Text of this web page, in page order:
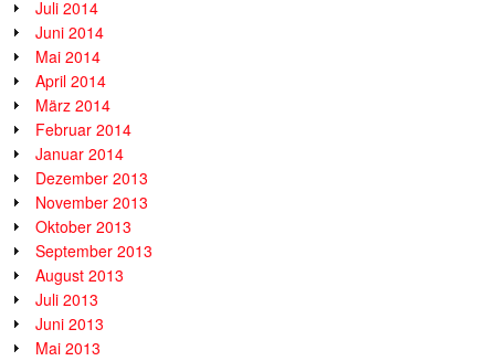
Juli 2014
Juni 2014
Mai 2014
April 2014
März 2014
Februar 2014
Januar 2014
Dezember 2013
November 2013
Oktober 2013
September 2013
August 2013
Juli 2013
Juni 2013
Mai 2013